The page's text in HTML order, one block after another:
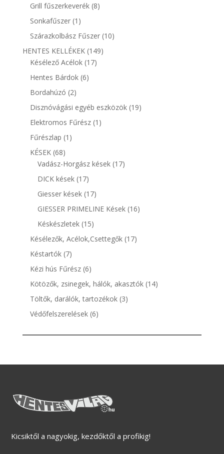
Grill fűszerkeverék 88
Sonkafűszer 1 1
termék
Szárazkolbász Fűszer 1010
HENTES KELLÉKEK 149149
Késélező Acélok 1717
Hentes Bárdok 66
Bordahúzó 22
termék
Disznóvágási egyéb eszközök 1919
Elektromos Fűrész 1 1
Fűrészlap 1 1
KÉSEK 6868
termék
Vadász-Horgász kések 1717
DICK kések 1717
termék
Giesser kések 1717
termék
GIESSER PRIMELINE Kések 1616
Késkészletek 1515
termék
Késélezők, Acélok,Csettegők 1717
Késtartók 77
termék
Kézi hús Fűrész 66
termék
Kötözők, zsinegek, hálók, akasztók 1414
Töltők, darálók, tartozékok 33
Védőfelszerelések 66
Kicsiktől a nagyokig, kezdőktől a profikig!